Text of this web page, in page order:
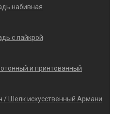
набивная
с лайкрой
и принтованный
/ Шелк искусственный Армани